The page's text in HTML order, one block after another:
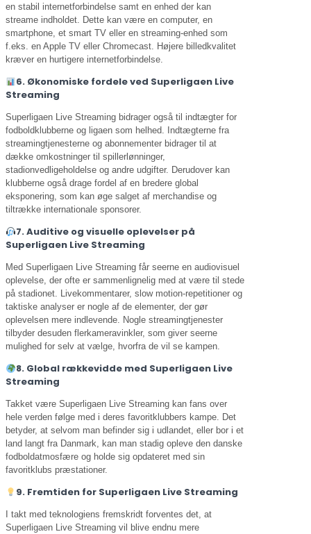
en stabil internetforbindelse samt en enhed der kan
streame indholdet. Dette kan være en computer, en
smartphone, et smart TV eller en streaming-enhed som
f.eks. en Apple TV eller Chromecast. Højere billedkvalitet
kræver en hurtigere internetforbindelse.
6. Økonomiske fordele ved Superligaen Live
Streaming
Superligaen Live Streaming bidrager også til indtægter for
fodboldklubberne og ligaen som helhed. Indtægterne fra
streamingtjenesterne og abonnementer bidrager til at
dække omkostninger til spillerlønninger,
stadionvedligeholdelse og andre udgifter. Derudover kan
klubberne også drage fordel af en bredere global
eksponering, som kan øge salget af merchandise og
tiltrække internationale sponsorer.
7. Auditive og visuelle oplevelser på
Superligaen Live Streaming
Med Superligaen Live Streaming får seerne en audiovisuel
oplevelse, der ofte er sammenlignelig med at være til stede
på stadionet. Livekommentarer, slow motion-repetitioner og
taktiske analyser er nogle af de elementer, der gør
oplevelsen mere indlevende. Nogle streamingtjenester
tilbyder desuden flerkameravinkler, som giver seerne
mulighed for selv at vælge, hvorfra de vil se kampen.
8. Global rækkevidde med Superligaen Live
Streaming
Takket være Superligaen Live Streaming kan fans over
hele verden følge med i deres favoritklubbers kampe. Det
betyder, at selvom man befinder sig i udlandet, eller bor i et
land langt fra Danmark, kan man stadig opleve den danske
fodboldatmosfære og holde sig opdateret med sin
favoritklubs præstationer.
9. Fremtiden for Superligaen Live Streaming
I takt med teknologiens fremskridt forventes det, at
Superligaen Live Streaming vil blive endnu mere